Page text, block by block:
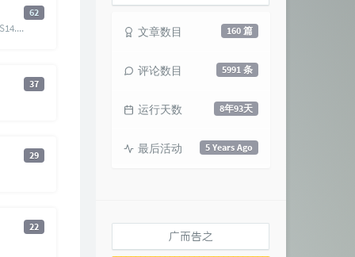
62
https://www.quchao.net/IOS14.html/comment-page-1
37
29
22
160 篇
文章数目
5991 条
评论数目
8年93天
运行天数
5 Years Ago
最后活动
广而告之